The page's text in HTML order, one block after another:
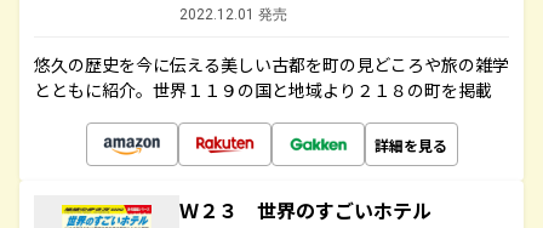
2022.12.01 発売
悠久の歴史を今に伝える美しい古都を町の見どころや旅の雑学
とともに紹介。世界１１９の国と地域より２１８の町を掲載
詳細を見る
Ｗ２３ 世界のすごいホテル